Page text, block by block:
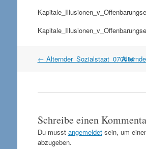
Artikel
← Alternder_Sozialstaat_070414
Schreibe einen
Du musst angemeldetsein, um
abzugeben.